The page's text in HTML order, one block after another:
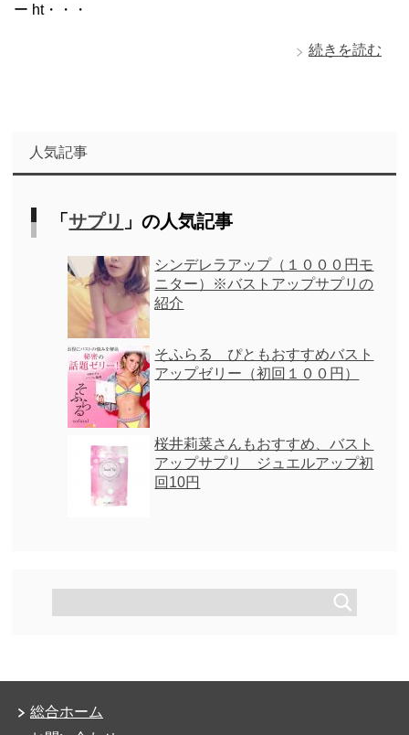
ー ht・・・
続きを読む
人気記事
「サプリ 」の人気記事
シンデレラアップ（１０００円モ
ニター）※バストアップサプリの
紹介
そふらる ぴともおすすめバスト
アップゼリー（初回１００円）
桜井莉菜さんもおすすめ、バスト
アップサプリ ジュエルアップ初
回10円
総合ホーム